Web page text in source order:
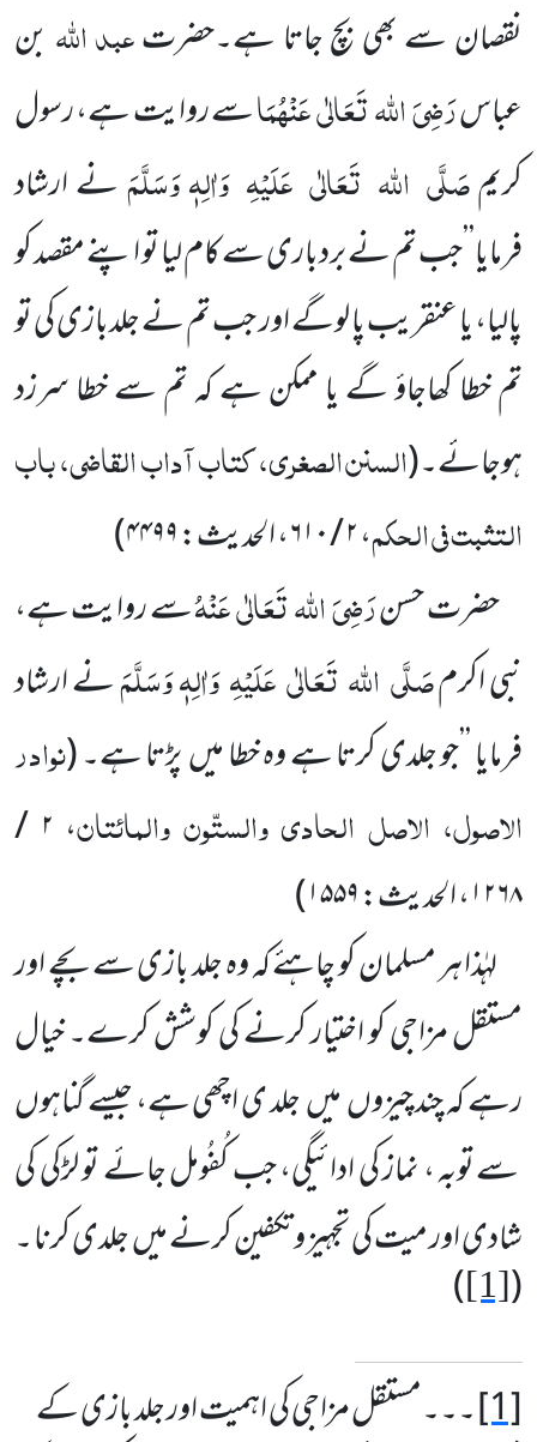
نقصان سے بھی بچ جاتا ہے۔حضرتعبد اللہ بن
عباسرَضِیَاللہتَعَالٰیعَنْہُمَاسے روایت ہے، رسول
کریمصَلَّی اللہ تَعَالٰی عَلَیْہِ وَاٰلِہٖ وَسَلَّمَنے ارشاد
فرمایا’’جب تم نے بردباری سے کام لیا تو اپنے مقصد کو
پالیا، یا عنقریب پا لوگے اور جب تم نےجلدبازی کی تو
تم خطا کھاجاؤ گے یا ممکن ہے کہ تم سے خطا سرزد
ہوجائے۔(السنن الصغری، کتاب آداب القاضی، باب
التثبت فی الحکم، ۲ / ۶۱۰، الحدیث: ۴۴۹۹
)
حضرت حسنرَضِیَاللہتَعَالٰیعَنْہُسے روایت ہے،
نبی اکرمصَلَّی اللہتَعَالٰیعَلَیْہِوَاٰلِہٖ وَسَلَّمَنے ارشاد
فرمایا ’’جو جلدیکرتا ہے وہ خطا میںپڑتا ہے۔(نوادر
الاصول، الاصل الحادی والستّون والمائتان
، ۲ /
۱۲۶۸، الحدیث: ۱۵۵۹
)
لہٰذا ہر مسلمان کو چاہئے کہ وہ جلد بازی سے بچے اور
مستقل مزاجی کو اختیار کرنے کی کوشش کرے۔ خیال
رہے کہ چند چیزوںمیںجلد ی اچھی ہے، جیسے گناہوں
سے توبہ ، نماز کی ادائیگی، جب کُفُومل جائے تو لڑکی کی
شادی اور میت کی تجہیز و تکفین کرنے میںجلدی کرنا ۔
(
[1]
)
[1]۔۔۔مستقل مزاجی کی اہمیت اور جلد بازی کے